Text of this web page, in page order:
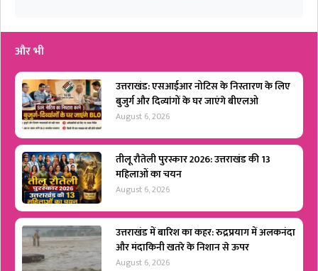
और भी
उत्तराखंड: एसआईआर नोटिस के निस्तारण के लिए
बुजुर्ग और दिव्यांगों के घर जाएंगे बीएलओ
August 6, 2026
तीलू रौतेली पुरस्कार 2026: उत्तराखंड की 13
महिलाओं का चयन
August 6, 2026
उत्तराखंड में बारिश का कहर: रुद्रप्रयाग में अलकनंदा
और मंदाकिनी खतरे के निशान से ऊपर
August 6, 2026